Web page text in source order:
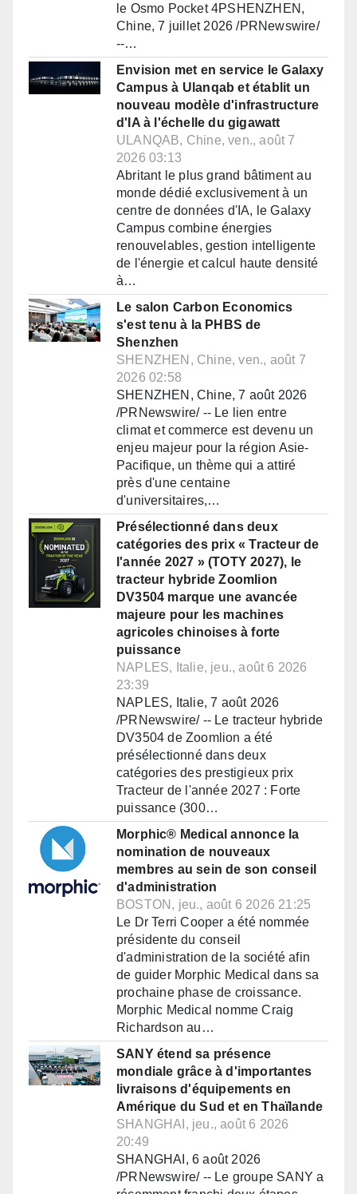
le Osmo Pocket 4PSHENZHEN,
Chine, 7 juillet 2026 /PRNewswire/
--…
Envision met en service le Galaxy
Campus à Ulanqab et établit un
nouveau modèle d'infrastructure
d'IA à l'échelle du gigawatt
ULANQAB, Chine, ven., août 7
2026 03:13
Abritant le plus grand bâtiment au
monde dédié exclusivement à un
centre de données d'IA, le Galaxy
Campus combine énergies
renouvelables, gestion intelligente
de l'énergie et calcul haute densité
à…
Le salon Carbon Economics
s'est tenu à la PHBS de
Shenzhen
SHENZHEN, Chine, ven., août 7
2026 02:58
SHENZHEN, Chine, 7 août 2026
/PRNewswire/ -- Le lien entre
climat et commerce est devenu un
enjeu majeur pour la région Asie-
Pacifique, un thème qui a attiré
près d'une centaine
d'universitaires,…
Présélectionné dans deux
catégories des prix « Tracteur de
l'année 2027 » (TOTY 2027), le
tracteur hybride Zoomlion
DV3504 marque une avancée
majeure pour les machines
agricoles chinoises à forte
puissance
NAPLES, Italie, jeu., août 6 2026
23:39
NAPLES, Italie, 7 août 2026
/PRNewswire/ -- Le tracteur hybride
DV3504 de Zoomlion a été
présélectionné dans deux
catégories des prestigieux prix
Tracteur de l'année 2027 : Forte
puissance (300…
Morphic® Medical annonce la
nomination de nouveaux
membres au sein de son conseil
d'administration
BOSTON, jeu., août 6 2026 21:25
Le Dr Terri Cooper a été nommée
présidente du conseil
d'administration de la société afin
de guider Morphic Medical dans sa
prochaine phase de croissance.
Morphic Medical nomme Craig
Richardson au…
SANY étend sa présence
mondiale grâce à d'importantes
livraisons d'équipements en
Amérique du Sud et en Thaïlande
SHANGHAI, jeu., août 6 2026
20:49
SHANGHAI, 6 août 2026
/PRNewswire/ -- Le groupe SANY a